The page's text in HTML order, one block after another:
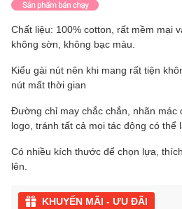
Chất liệu: 100% cotton, rất mềm mại
không sờn, không bạc màu.
Kiểu gài nút nên khi mang rất tiện
nút mất thời gian
Đường chỉ may chắc chắn, nhãn mác
logo, tránh tất cả mọi tác động có thể
Có nhiều kích thước để chọn lựa,
lên.
KHUYẾN MÃI - ƯU ĐÃI